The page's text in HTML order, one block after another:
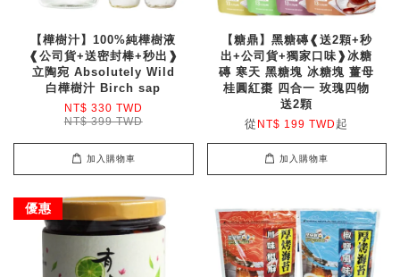
【樺樹汁】100%純樺樹液
❰公司貨+送密封棒+秒出❱
立陶宛 Absolutely Wild
白樺樹汁 Birch sap
NT$ 330 TWD
NT$ 399 TWD
加入購物車
【糖鼎】黑糖磚❰送2顆+秒
出+公司貨+獨家口味❱冰糖
磚 寒天 黑糖塊 冰糖塊 薑母
桂圓紅棗 四合一 玫瑰四物
送2顆
從 NT$ 199 TWD 起
加入購物車
優惠